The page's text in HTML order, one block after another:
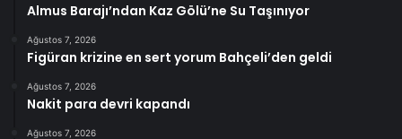
Almus Barajı’ndan Kaz Gölü’ne Su Taşınıyor
Ağustos 7, 2026
Figüran krizine en sert yorum Bahçeli’den geldi
Ağustos 7, 2026
Nakit para devri kapandı
Ağustos 7, 2026